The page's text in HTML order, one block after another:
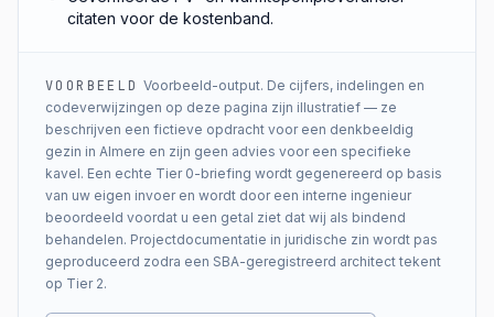
citaten voor de kostenband.
VOORBEELD Voorbeeld-output. De cijfers, indelingen en
codeverwijzingen op deze pagina zijn illustratief — ze
beschrijven een fictieve opdracht voor een denkbeeldig
gezin in Almere en zijn geen advies voor een specifieke
kavel. Een echte Tier 0-briefing wordt gegenereerd op basis
van uw eigen invoer en wordt door een interne ingenieur
beoordeeld voordat u een getal ziet dat wij als bindend
behandelen. Projectdocumentatie in juridische zin wordt pas
geproduceerd zodra een SBA-geregistreerd architect tekent
op Tier 2.